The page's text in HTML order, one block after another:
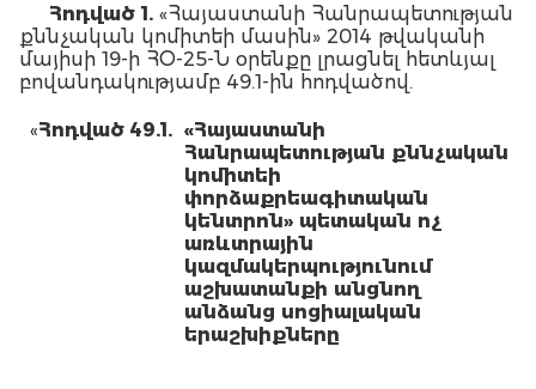
Հոդված 1. «Հայաստանի Հանրապետության
քննչական կոմիտեի մասին» 2014 թվականի
մայիսի 19-ի ՀՕ-25-Ն օրենքը լրացնել հետևյալ
բովանդակությամբ 49.1-ին հոդվածով.
«Հոդված 49.1. «Հայաստանի
Հանրապետության քննչական
կոմիտեի
փորձաքրեագիտական
կենտրոն» պետական ոչ
առևտրային
կազմակերպությունում
աշխատանքի անցնող
անձանց սոցիալական
երաշխիքները